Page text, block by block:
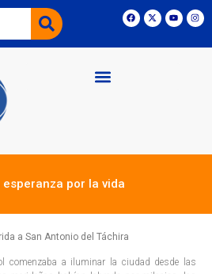
por la vida
a San Antonio del Táchira
comenzaba a iluminar la ciudad desde las